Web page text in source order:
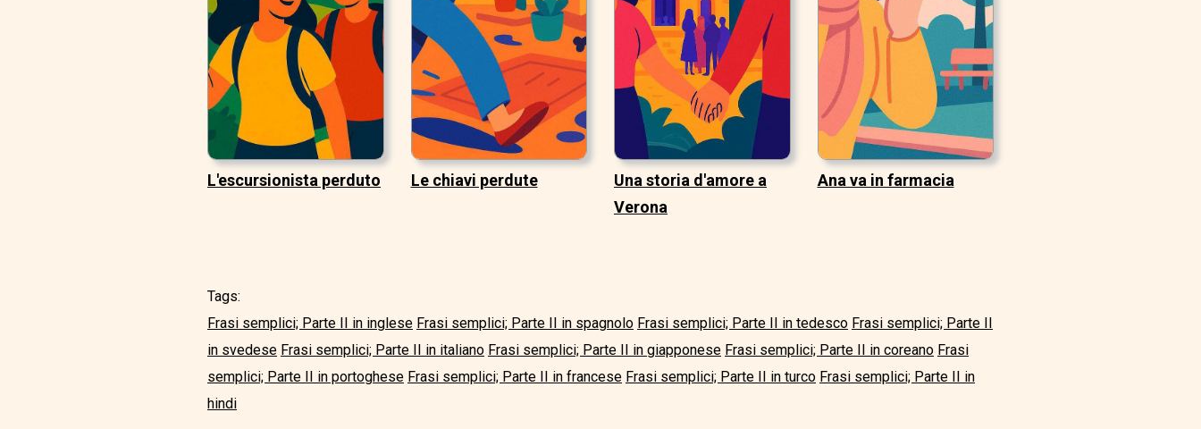
L'escursionista perduto Le chiavi perdute
Una storia d'amore a
Verona
Ana va in farmacia
Tags:
Frasi semplici; Parte II in inglese Frasi semplici; Parte II in spagnolo Frasi semplici; Parte II in tedesco Frasi semplici; Parte II
in svedese Frasi semplici; Parte II in italiano Frasi semplici; Parte II in giapponese Frasi semplici; Parte II in coreano Frasi
semplici; Parte II in portoghese Frasi semplici; Parte II in francese Frasi semplici; Parte II in turco Frasi semplici; Parte II in
hindi